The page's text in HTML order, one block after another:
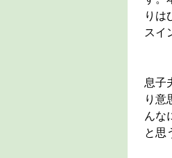
りは
スイ
息子
り意
んな
と思